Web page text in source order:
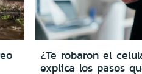
¿Te robaron el
explica los pasos